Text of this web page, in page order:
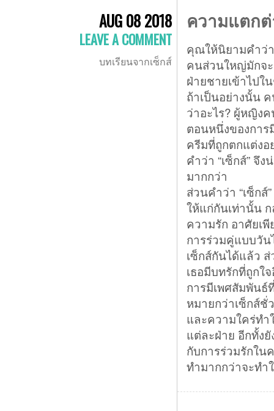
AUG 08 2018
LEAVE A COMMENT
บทเรียนจากเซ็กส์
ความแตกต่
คุณให้นิยามคำว่า
คนส่วนใหญ่มักจ
ฝ่ายชายเข้าไปใ
ถ้าเป็นอย่างนั้น
ว่าอะไร? ผู้หญิง
ตอนหนึ่งของการ
ครีมที่ถูกตกแต่งอ
คำว่า “เซ็กส์” จึ
มากกว่า
ส่วนคำว่า “เซ็กส์
ให้แก่กันเท่านั้น
ความรัก อาศัยเ
การร่วมคู่แบบวั
เซ็กส์กันได้แล้ว
เธอมีบทรักที่ถูก
การมีเพศสัมพันธ์
หมายกว่าเซ็กส์ชั่
และความใคร่ท
แต่ละฝ่าย อีกทั้ง
กับการร่วมรักใน
ทำมากกว่าจะทำ